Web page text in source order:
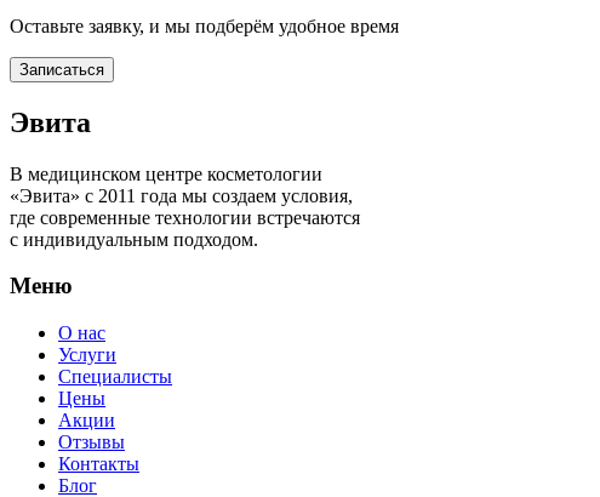
Оставьте заявку, и мы подберём удобное время
Записаться
Эвита
В медицинском центре косметологии
«Эвита» с 2011 года мы создаем условия,
где современные технологии встречаются
с индивидуальным подходом.
Меню
О нас
Услуги
Специалисты
Цены
Акции
Отзывы
Контакты
Блог